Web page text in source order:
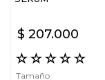
$ 207.000
☆☆☆☆☆
Tamaño